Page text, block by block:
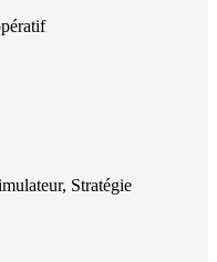
Stratégie